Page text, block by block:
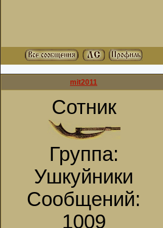
mit2011
Сотник
Группа:
Ушкуйники
Сообщений:
1009